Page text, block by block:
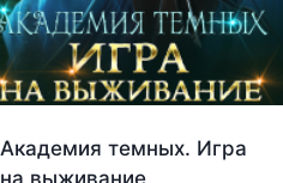
Академия темных. Игра
на выживание